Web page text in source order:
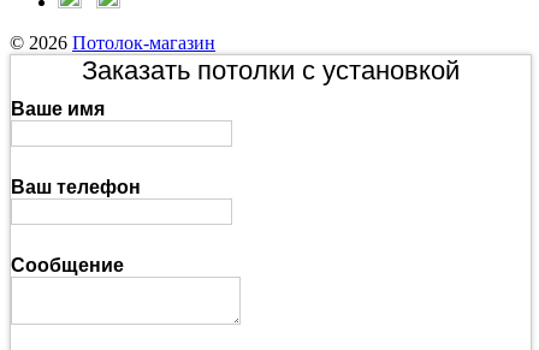
© 2026 Потолок-магазин
Заказать потолки с установкой
Ваше имя
Ваш телефон
Сообщение